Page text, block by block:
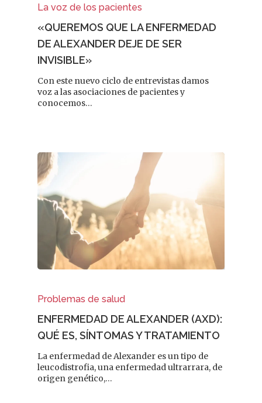
La voz de los pacientes
«QUEREMOS QUE LA ENFERMEDAD
DE ALEXANDER DEJE DE SER
INVISIBLE»
Con este nuevo ciclo de entrevistas damos
voz a las asociaciones de pacientes y
conocemos…
Problemas de salud
ENFERMEDAD DE ALEXANDER (AXD):
QUÉ ES, SÍNTOMAS Y TRATAMIENTO
La enfermedad de Alexander es un tipo de
leucodistrofia, una enfermedad ultrarrara, de
origen genético,…